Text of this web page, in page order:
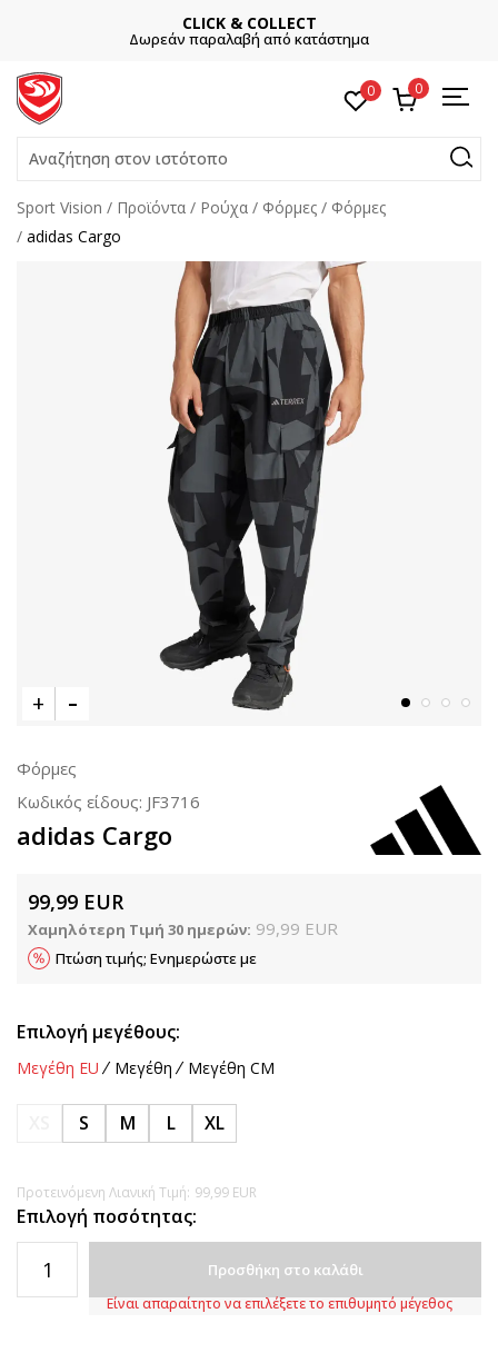
CLICK & COLLECT
Δωρεάν παραλαβή από κατάστημα
0 0
Αναζήτηση στον ιστότοπο
Sport Vision Προϊόντα Ρούχα Φόρμες
Φόρμες
adidas Cargo
Φόρμες
Κωδικός είδους: JF3716
adidas Cargo
99,99 EUR
Χαμηλότερη Τιμή 30 ημερών: 99,99 EUR
Πτώση τιμής; Ενημερώστε με
Επιλογή μεγέθους:
Μεγέθη EU Μεγέθη Μεγέθη CM
S M L XL
Προτεινόμενη Λιανική Τιμή: 99,99 EUR
Επιλογή ποσότητας:
Προσθήκη στο καλάθι
Είναι απαραίτητο να επιλέξετε το επιθυμητό μέγεθος